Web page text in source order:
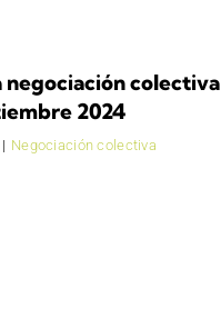
negociación colectiva
2024
| Negociación colectiva